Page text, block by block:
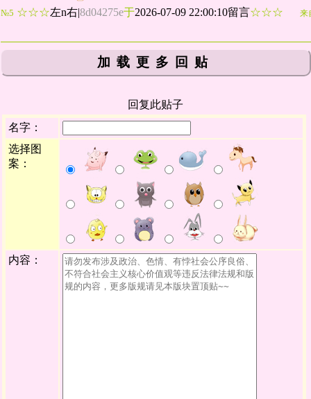
№5 ☆☆☆左n右|8d04275e于2026-07-09 22:00:10留言☆☆☆ 来
加载更多回贴
回复此贴子
名字：
选择图
案：
内容：